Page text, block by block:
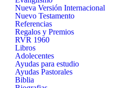
Nueva Versión Internacional
Nuevo Testamento
Referencias
Regalos y Premios
RVR 1960
Libros
Adolecentes
Ayudas para estudio
Ayudas Pastorales
Biblia